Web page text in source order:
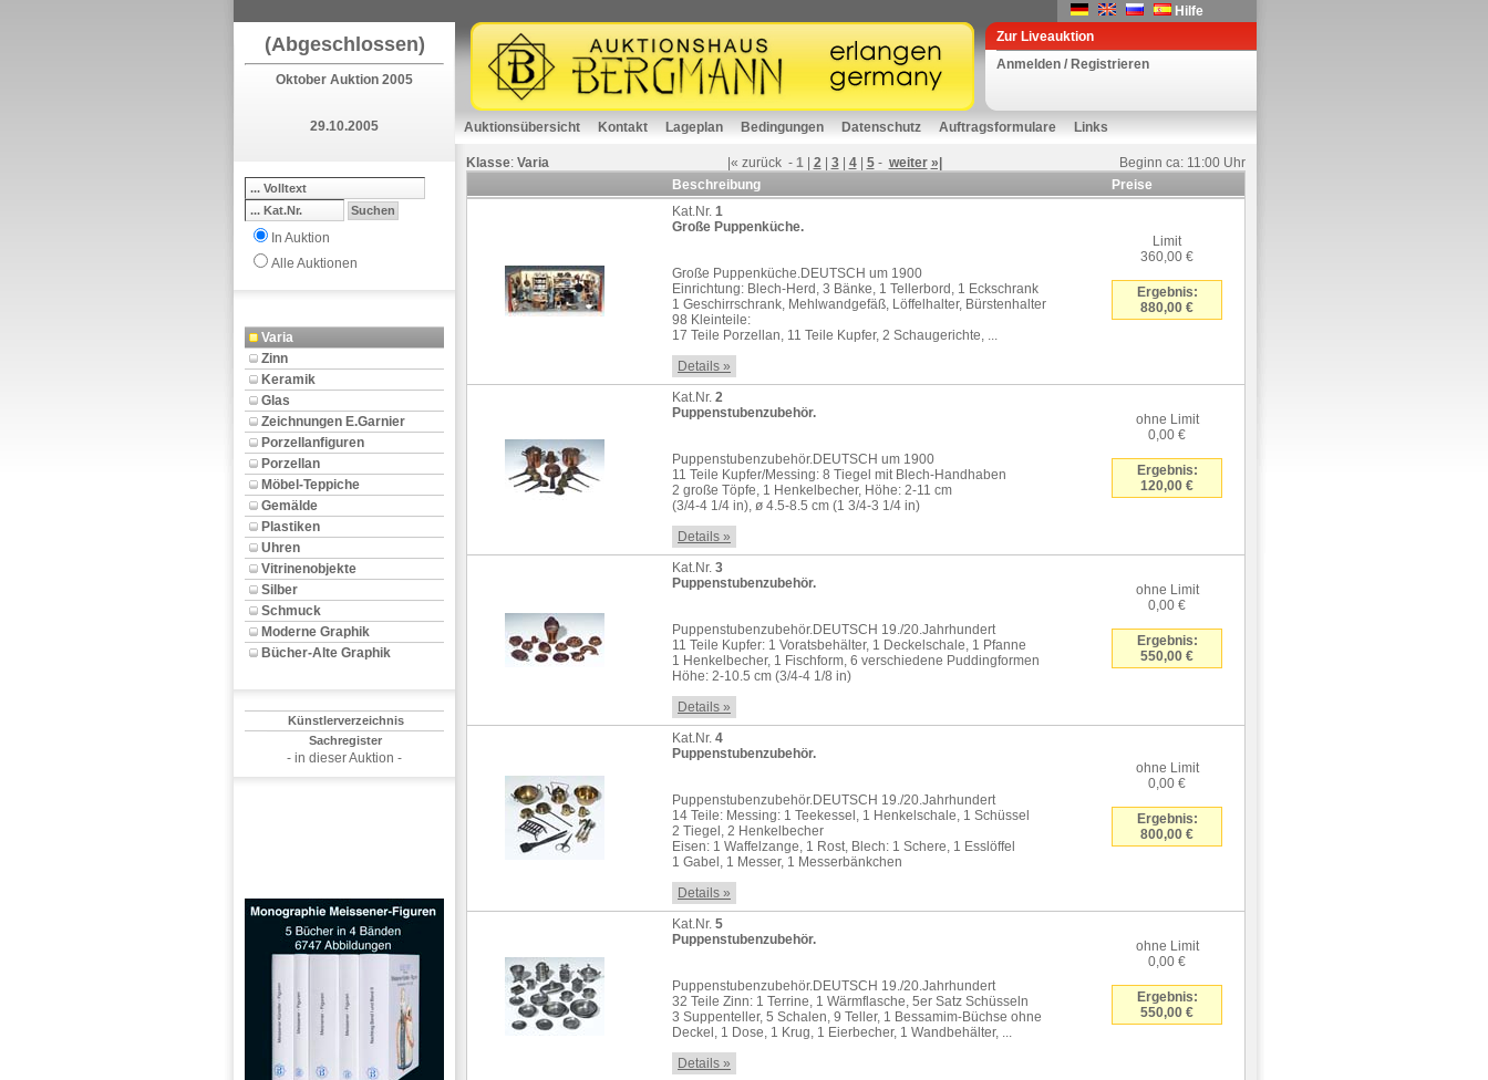
Hilfe
(Abgeschlossen)
Oktober Auktion 2005
29.10.2005
In Auktion
Alle Auktionen
Varia
Zinn
Keramik
Glas
Zeichnungen E.Garnier
Porzellanfiguren
Porzellan
Möbel-Teppiche
Gemälde
Plastiken
Uhren
Vitrinenobjekte
Silber
Schmuck
Moderne Graphik
Bücher-Alte Graphik
Künstlerverzeichnis
Sachregister
- in dieser Auktion -
Zur Liveauktion
Anmelden / Registrieren
Auktionsübersicht Kontakt Lageplan Bedingungen Datenschutz Auftragsformulare Links
Klasse: Varia Beginn ca: 11:00 Uhr
|« zurück- 1| 2| 3| 4| 5- weiter »|
Beschreibung
Preise
Kat.Nr. 1
Große Puppenküche.
Große Puppenküche.DEUTSCH um 1900
Einrichtung: Blech-Herd, 3 Bänke, 1 Tellerbord, 1 Eckschrank
1 Geschirrschrank, Mehlwandgefäß, Löffelhalter, Bürstenhalter
98 Kleinteile:
17 Teile Porzellan, 11 Teile Kupfer, 2 Schaugerichte, ...
Details »
Limit
360,00 €
Ergebnis:
880,00 €
Kat.Nr. 2
Puppenstubenzubehör.
Puppenstubenzubehör.DEUTSCH um 1900
11 Teile Kupfer/Messing: 8 Tiegel mit Blech-Handhaben
2 große Töpfe, 1 Henkelbecher, Höhe: 2-11 cm
(3/4-4 1/4 in), ø 4.5-8.5 cm (1 3/4-3 1/4 in)
Details »
ohne Limit
0,00 €
Ergebnis:
120,00 €
Kat.Nr. 3
Puppenstubenzubehör.
Puppenstubenzubehör.DEUTSCH 19./20.Jahrhundert
11 Teile Kupfer: 1 Voratsbehälter, 1 Deckelschale, 1 Pfanne
1 Henkelbecher, 1 Fischform, 6 verschiedene Puddingformen
Höhe: 2-10.5 cm (3/4-4 1/8 in)
Details »
ohne Limit
0,00 €
Ergebnis:
550,00 €
Kat.Nr. 4
Puppenstubenzubehör.
Puppenstubenzubehör.DEUTSCH 19./20.Jahrhundert
14 Teile: Messing: 1 Teekessel, 1 Henkelschale, 1 Schüssel
2 Tiegel, 2 Henkelbecher
Eisen: 1 Waffelzange, 1 Rost, Blech: 1 Schere, 1 Esslöffel
1 Gabel, 1 Messer, 1 Messerbänkchen
Details »
ohne Limit
0,00 €
Ergebnis:
800,00 €
Kat.Nr. 5
Puppenstubenzubehör.
Puppenstubenzubehör.DEUTSCH 19./20.Jahrhundert
32 Teile Zinn: 1 Terrine, 1 Wärmflasche, 5er Satz Schüsseln
3 Suppenteller, 5 Schalen, 9 Teller, 1 Bessamim-Büchse ohne
Deckel, 1 Dose, 1 Krug, 1 Eierbecher, 1 Wandbehälter, ...
Details »
ohne Limit
0,00 €
Ergebnis:
550,00 €